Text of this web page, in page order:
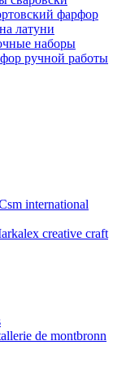
фарфор
латуни
наборы
ручной работы
international
creative craft
de montbronn